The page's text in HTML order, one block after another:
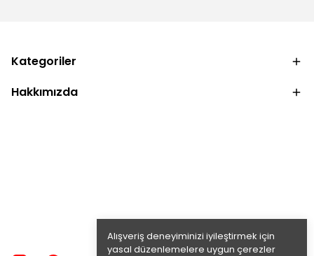
Alışveriş deneyiminizi iyileştirmek için
yasal düzenlemelere uygun çerezler
Kategoriler
Hakkımızda